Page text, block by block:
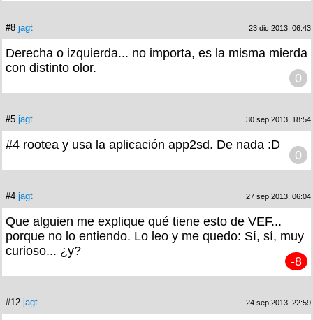
#8 jagt 23 dic 2013, 06:43
Derecha o izquierda... no importa, es la misma mierda
con distinto olor.
0
#5 jagt 30 sep 2013, 18:54
#4 rootea y usa la aplicación app2sd. De nada :D
0
#4 jagt 27 sep 2013, 06:04
Que alguien me explique qué tiene esto de VEF...
porque no lo entiendo. Lo leo y me quedo: Sí, sí, muy
curioso... ¿y?
-8
#12 jagt 24 sep 2013, 22:59